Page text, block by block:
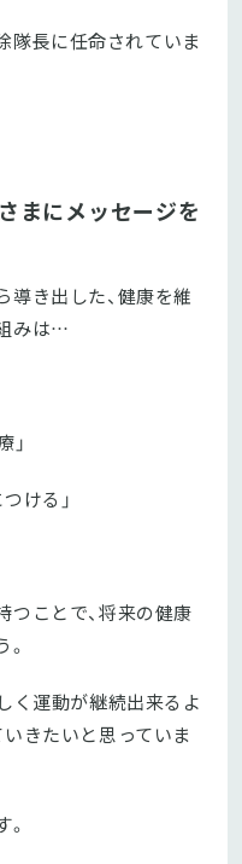
隊長に任命されていま
まにメッセージを
き出した、健康を維
みは…
」
ける」
ことで、将来の健康
く運動が継続出来るよ
きたいと思っていま